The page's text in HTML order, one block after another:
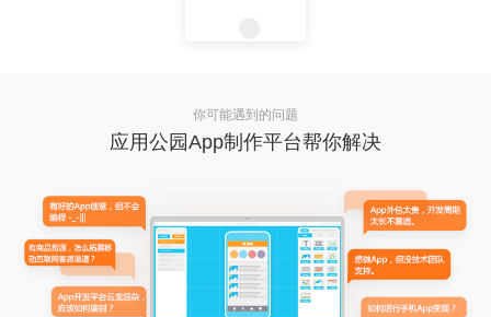
你可能遇到的问题
应用公园App制作平台帮你解决